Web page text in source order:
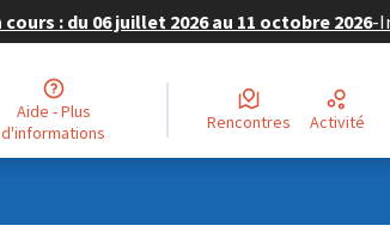
: du 06 juillet 2026 au 11 octobre 2026-
Aide - Plus
d'informations
Rencontres Activité